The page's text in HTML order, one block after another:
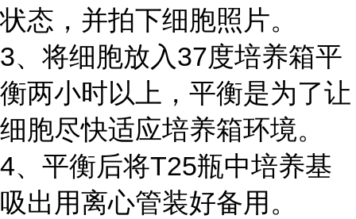
状态，并拍下细胞照片。
3、将细胞放入37度培养箱平
衡两小时以上，平衡是为了让
细胞尽快适应培养箱环境。
4、平衡后将T25瓶中培养基
吸出用离心管装好备用。